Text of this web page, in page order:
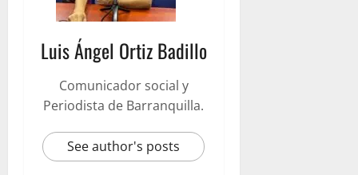
Luis Ángel Ortiz Badillo
Comunicador social y
Periodista de Barranquilla.
See author's posts